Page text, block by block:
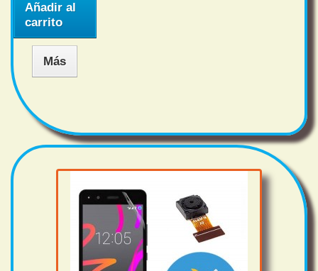
Añadir al
carrito
Más